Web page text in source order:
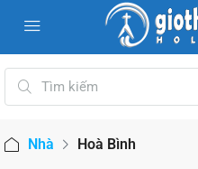
Nhà Hoà Bình